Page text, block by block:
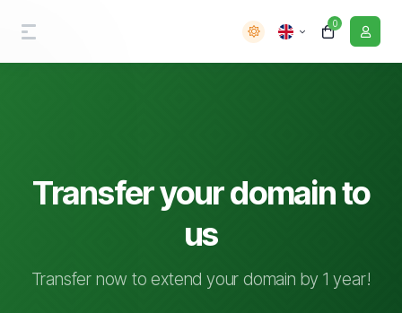
0
Transfer your domain to
us
Transfer now to extend your domain by 1 year!